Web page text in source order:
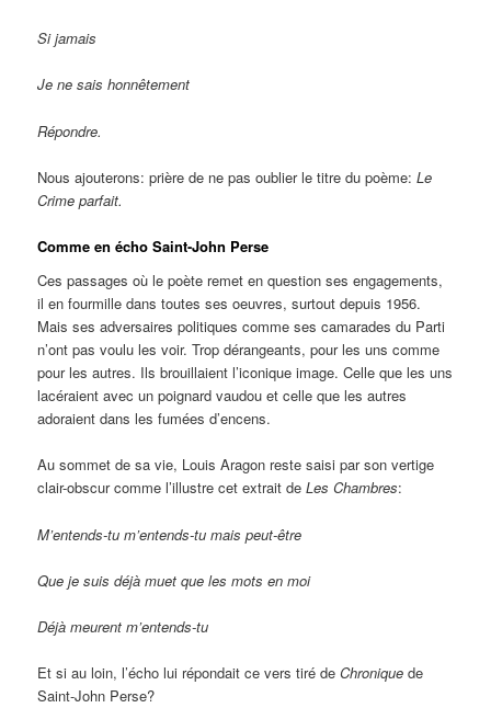
Si jamais
Je ne sais honnêtement
Répondre.
Nous ajouterons: prière de ne pas oublier le titre du poème:Le
Crime parfait.
Comme en écho Saint-John Perse
Ces passages où le poète remet en question ses engagements,
il en fourmille dans toutes ses oeuvres, surtout depuis 1956.
Mais ses adversaires politiques comme ses camarades du Parti
n’ont pas voulu les voir. Trop dérangeants, pour les uns comme
pour les autres. Ils brouillaient l’iconique image. Celle que les uns
lacéraient avec un poignard vaudou et celle que les autres
adoraient dans les fumées d’encens.
Au sommet de sa vie, Louis Aragon reste saisi par son vertige
clair-obscur comme l’illustre cet extrait deLes Chambres:
M’entends-tu m’entends-tu mais peut-être
Que je suis déjà muet que les mots en moi
Déjà meurent m’entends-tu
Et si au loin, l’écho lui répondait ce vers tiré deChronique de
Saint-John Perse?